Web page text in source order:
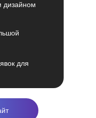
дизайном
для